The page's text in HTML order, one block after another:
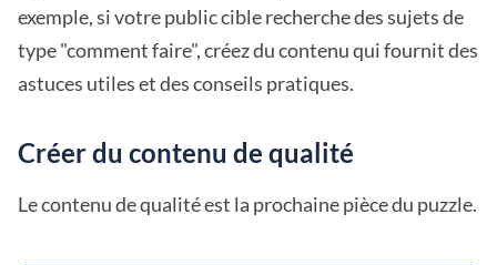
exemple, si votre public cible recherche des sujets de
type "comment faire", créez du contenu qui fournit des
astuces utiles et des conseils pratiques.
Créer du contenu de qualité
Le contenu de qualité est la prochaine pièce du puzzle.